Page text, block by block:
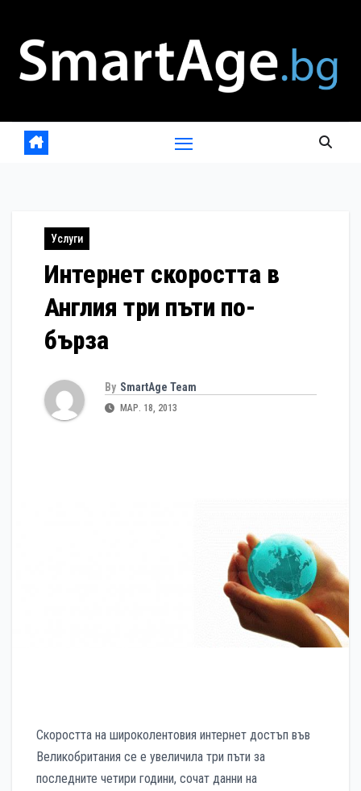
content
Услуги
Интернет скоростта в
Англия три пъти по-
бърза
By SmartAge Team
МАР. 18, 2013
Скоростта на широколентовия интернет достъп във
Великобритания се е увеличила три пъти за
последните четири години, сочат данни на